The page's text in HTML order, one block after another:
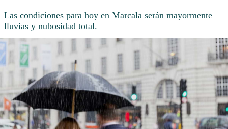
Las condiciones para hoy en Marcala serán mayormente
lluvias y nubosidad total.